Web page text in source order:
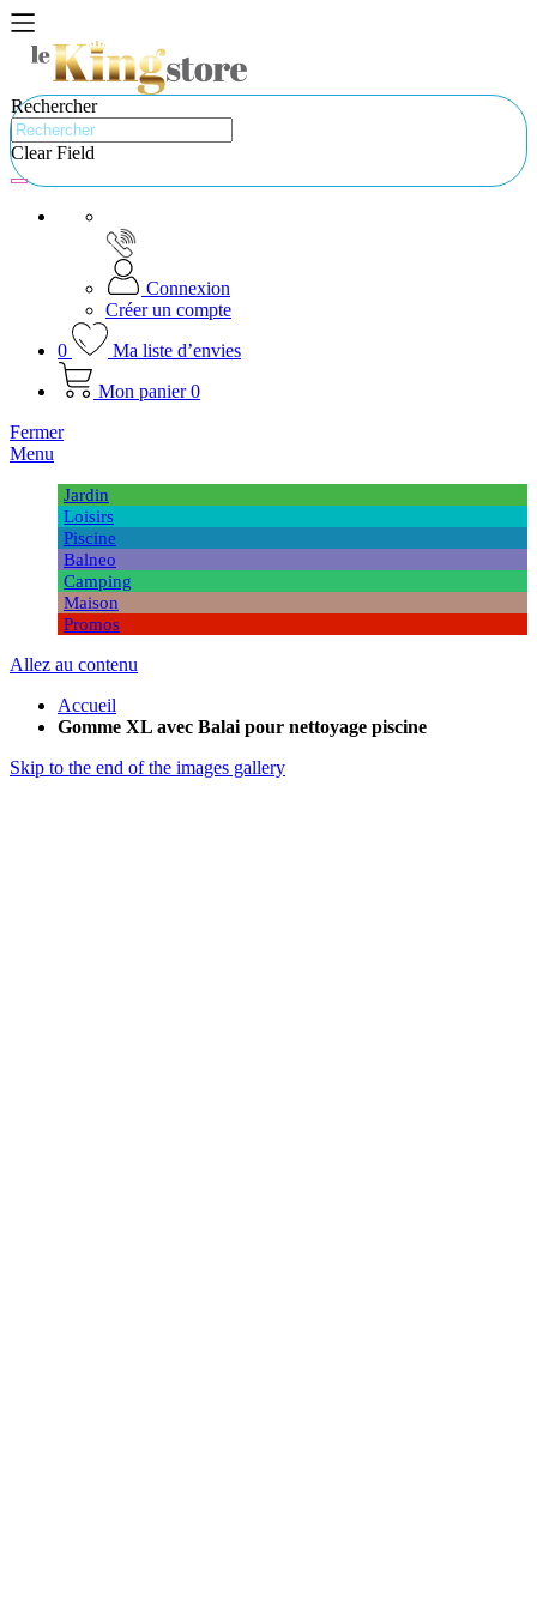
Rechercher
Clear Field
Connexion
Créer un compte
0
Ma liste d’envies
Mon panier 0
Fermer
Menu
Jardin
Loisirs
Piscine
Balneo
Camping
Maison
Promos
Allez au contenu
Accueil
Gomme XL avec Balai pour nettoyage piscine
Skip to the end of the images gallery